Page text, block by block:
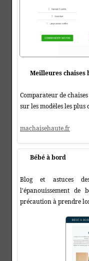
Meilleures chaises
Comparateur de
sur les modèles les plus
machaisehaute.fr
Bébé à bord
Blog et astuces
l'épanouissement de
précaution à prendre